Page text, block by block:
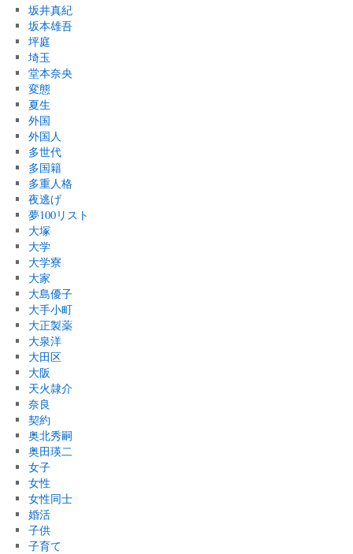
坂井真紀
坂本雄吾
坪庭
埼玉
堂本奈央
変態
夏生
外国
外国人
多世代
多国籍
多重人格
夜逃げ
夢100リスト
大塚
大学
大学寮
大家
大島優子
大手小町
大正製薬
大泉洋
大田区
大阪
天火隷介
奈良
契約
奥北秀嗣
奥田瑛二
女子
女性
女性同士
婚活
子供
子育て